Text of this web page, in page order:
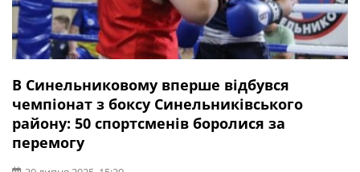
В Синельниковому вперше відбувся
чемпіонат з боксу Синельниківського
району: 50 спортсменів боролися за
перемогу